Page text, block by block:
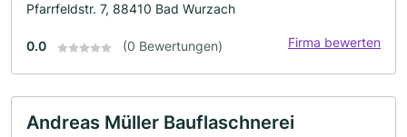
Pfarrfeldstr. 7, 88410 Bad Wurzach
0.0 (0 Bewertungen) Firma bewerten
Andreas Müller Bauflaschnerei